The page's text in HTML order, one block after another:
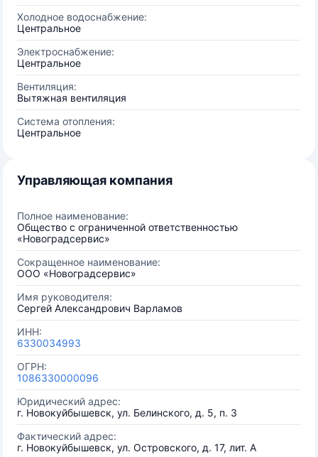
Холодное водоснабжение:
Центральное
Электроснабжение:
Центральное
Вентиляция:
Вытяжная вентиляция
Система отопления:
Центральное
Управляющая компания
Полное наименование:
Общество с ограниченной ответственностью
«Новоградсервис»
Сокращенное наименование:
ООО «Новоградсервис»
Имя руководителя:
Сергей Александрович Варламов
ИНН:
6330034993
ОГРН:
1086330000096
Юридический адрес:
г. Новокуйбышевск, ул. Белинского, д. 5, п. 3
Фактический адрес:
г. Новокуйбышевск, ул. Островского, д. 17, лит. А